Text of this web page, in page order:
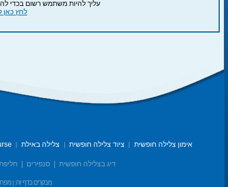
עליך להיות משתמש רשום בכדי
לחץ
אימון צלילה חופשית | ציוד צלילה חופשית | צלילה באילת |
דיג בצלילה חופשית סנפירים
מבקרים בדף זה: |